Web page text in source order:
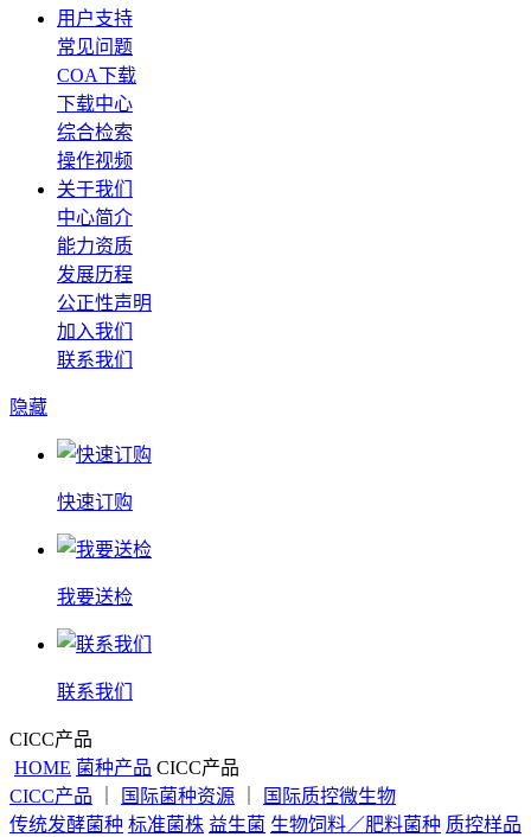
用户支持
常见问题
COA下载
下载中心
综合检索
操作视频
关于我们
中心简介
能力资质
发展历程
公正性声明
加入我们
联系我们
隐藏
快速订购
我要送检
联系我们
CICC产品
HOME 菌种产品 CICC产品
CICC产品
国际菌种资源
国际质控微生物
传统发酵菌种 标准菌株 益生菌 生物饲料／肥料菌种 质控样品